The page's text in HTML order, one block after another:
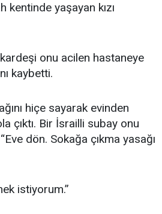
kentinde yaşayan kızı
kardeşi onu acilen hastaneye
kaybetti.
hiçe sayarak evinden
çıktı. Bir İsrailli subay onu
dön. Sokağa çıkma yasağı
istiyorum.”